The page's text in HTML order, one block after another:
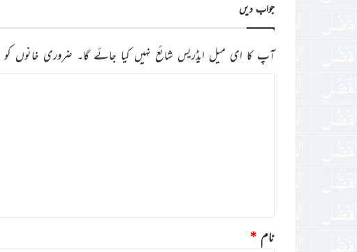
جواب دیں
آپ کا ای میل ایڈریس شائع نہیں کیا جائے گا۔ ضروری خانوں کو
نام *